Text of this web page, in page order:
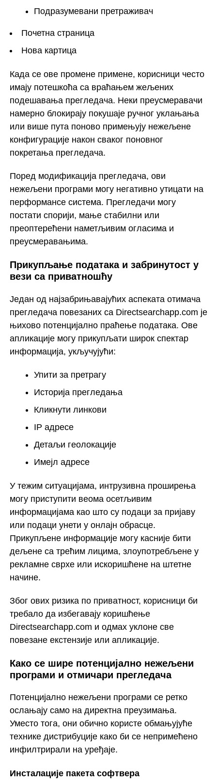
Подразумевани претраживач
Почетна страница
Нова картица
Када се ове промене примене, корисници често
имају потешкоћа са враћањем жељених
подешавања прегледача. Неки преусмеравачи
намерно блокирају покушаје ручног уклањања
или више пута поново примењују нежељене
конфигурације након сваког поновног
покретања прегледача.
Поред модификација прегледача, ови
нежељени програми могу негативно утицати на
перформансе система. Прегледачи могу
постати спорији, мање стабилни или
преоптерећени наметљивим огласима и
преусмеравањима.
Прикупљање података и забринутост у
вези са приватношћу
Један од најзабрињавајућих аспеката отимача
прегледача повезаних са Directsearchapp.com је
њихово потенцијално праћење података. Ове
апликације могу прикупљати широк спектар
информација, укључујући:
Упити за претрагу
Историја прегледања
Кликнути линкови
IP адресе
Детаљи геолокације
Имејл адресе
У тежим ситуацијама, интрузивна проширења
могу приступити веома осетљивим
информацијама као што су подаци за пријаву
или подаци унети у онлајн обрасце.
Прикупљене информације могу касније бити
дељене са трећим лицима, злоупотребљене у
рекламне сврхе или искоришћене на штетне
начине.
Због ових ризика по приватност, корисници би
требало да избегавају коришћење
Directsearchapp.com и одмах уклоне све
повезане екстензије или апликације.
Како се шире потенцијално нежељени
програми и отмичари прегледача
Потенцијално нежељени програми се ретко
ослањају само на директна преузимања.
Уместо тога, они обично користе обмањујуће
технике дистрибуције како би се непримећено
инфилтрирали на уређаје.
Инсталације пакета софтвера